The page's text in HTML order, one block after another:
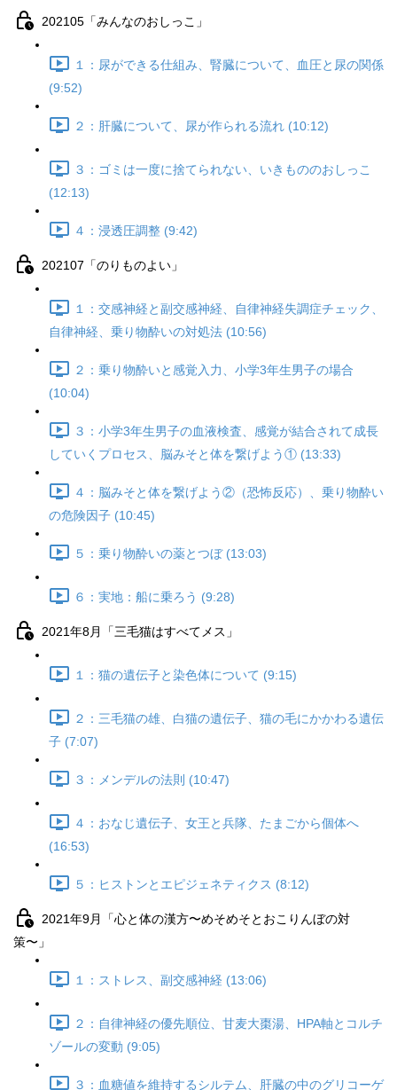
202105「みんなのおしっこ」
１：尿ができる仕組み、腎臓について、血圧と尿の関係
(9:52)
２：肝臓について、尿が作られる流れ (10:12)
３：ゴミは一度に捨てられない、いきもののおしっこ
(12:13)
４：浸透圧調整 (9:42)
202107「のりものよい」
１：交感神経と副交感神経、自律神経失調症チェック、
自律神経、乗り物酔いの対処法 (10:56)
２：乗り物酔いと感覚入力、小学3年生男子の場合
(10:04)
３：小学3年生男子の血液検査、感覚が結合されて成長
していくプロセス、脳みそと体を繋げよう① (13:33)
４：脳みそと体を繋げよう②（恐怖反応）、乗り物酔い
の危険因子 (10:45)
５：乗り物酔いの薬とつぼ (13:03)
６：実地：船に乗ろう (9:28)
2021年8月「三毛猫はすべてメス」
１：猫の遺伝子と染色体について (9:15)
２：三毛猫の雄、白猫の遺伝子、猫の毛にかかわる遺伝
子 (7:07)
３：メンデルの法則 (10:47)
４：おなじ遺伝子、女王と兵隊、たまごから個体へ
(16:53)
５：ヒストンとエピジェネティクス (8:12)
2021年9月「心と体の漢方〜めそめそとおこりんぼの対
策〜」
１：ストレス、副交感神経 (13:06)
２：自律神経の優先順位、甘麦大棗湯、HPA軸とコルチ
ゾールの変動 (9:05)
３：血糖値を維持するシルテム、肝臓の中のグリコーゲ